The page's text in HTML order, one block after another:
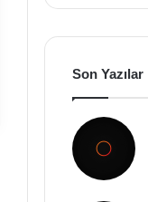
Son Yazılar